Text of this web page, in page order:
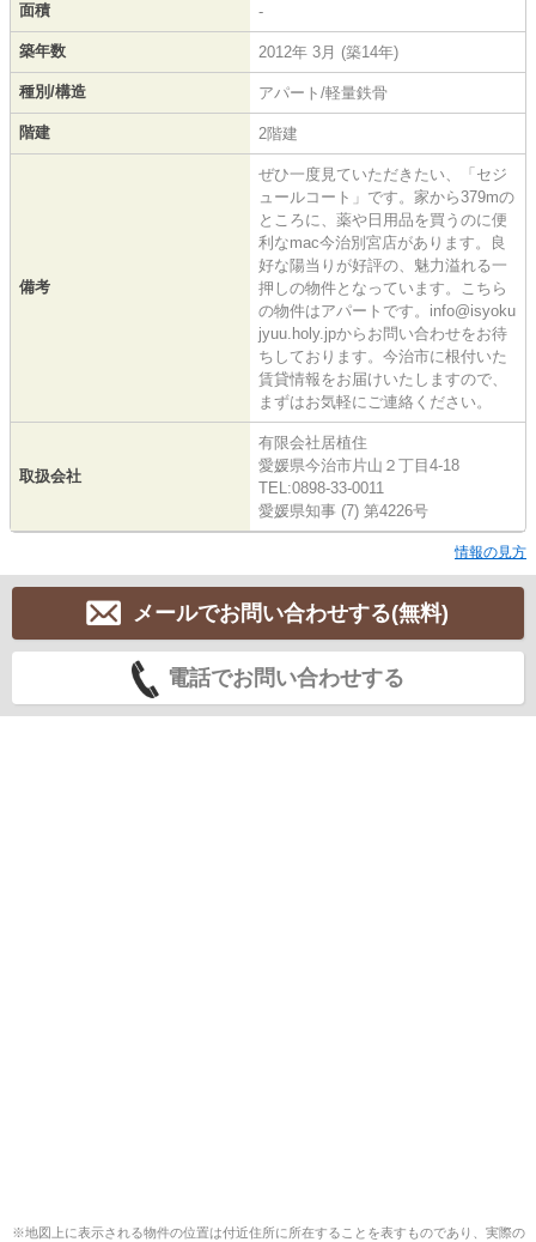
面積 -
築年数 2012年 3月 (築14年)
種別/構造 アパート/軽量鉄骨
階建 2階建
備考
ぜひ一度見ていただきたい、「セジ
ュールコート」です。家から379mの
ところに、薬や日用品を買うのに便
利なmac今治別宮店があります。良
好な陽当りが好評の、魅力溢れる一
押しの物件となっています。こちら
の物件はアパートです。info@isyoku
jyuu.holy.jpからお問い合わせをお待
ちしております。今治市に根付いた
賃貸情報をお届けいたしますので、
まずはお気軽にご連絡ください。
取扱会社
有限会社居植住
愛媛県今治市片山２丁目4-18
TEL:0898-33-0011
愛媛県知事 (7) 第4226号
情報の見方
メールでお問い合わせする(無料)
電話でお問い合わせする
※地図上に表示される物件の位置は付近住所に所在することを表すものであり、実際の